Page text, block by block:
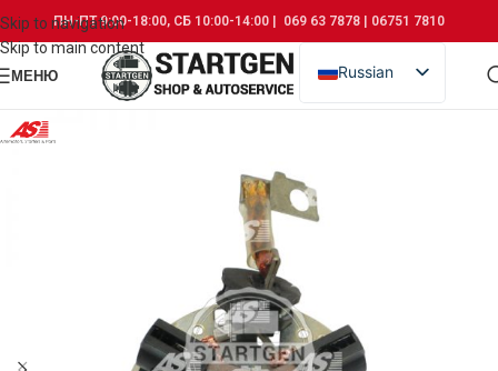
Skip to navigation
Skip to main content
ПН-ПТ 9:00-18:00, СБ 10:00-14:00 | 069 63 7878 | 06751 7810
МЕНЮ
Russian
Romanian